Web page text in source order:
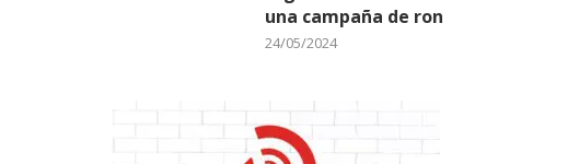
una campaña de ron
24/05/2024